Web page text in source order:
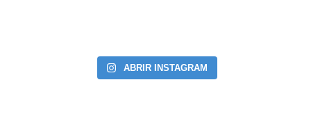
ABRIR INSTAGRAM